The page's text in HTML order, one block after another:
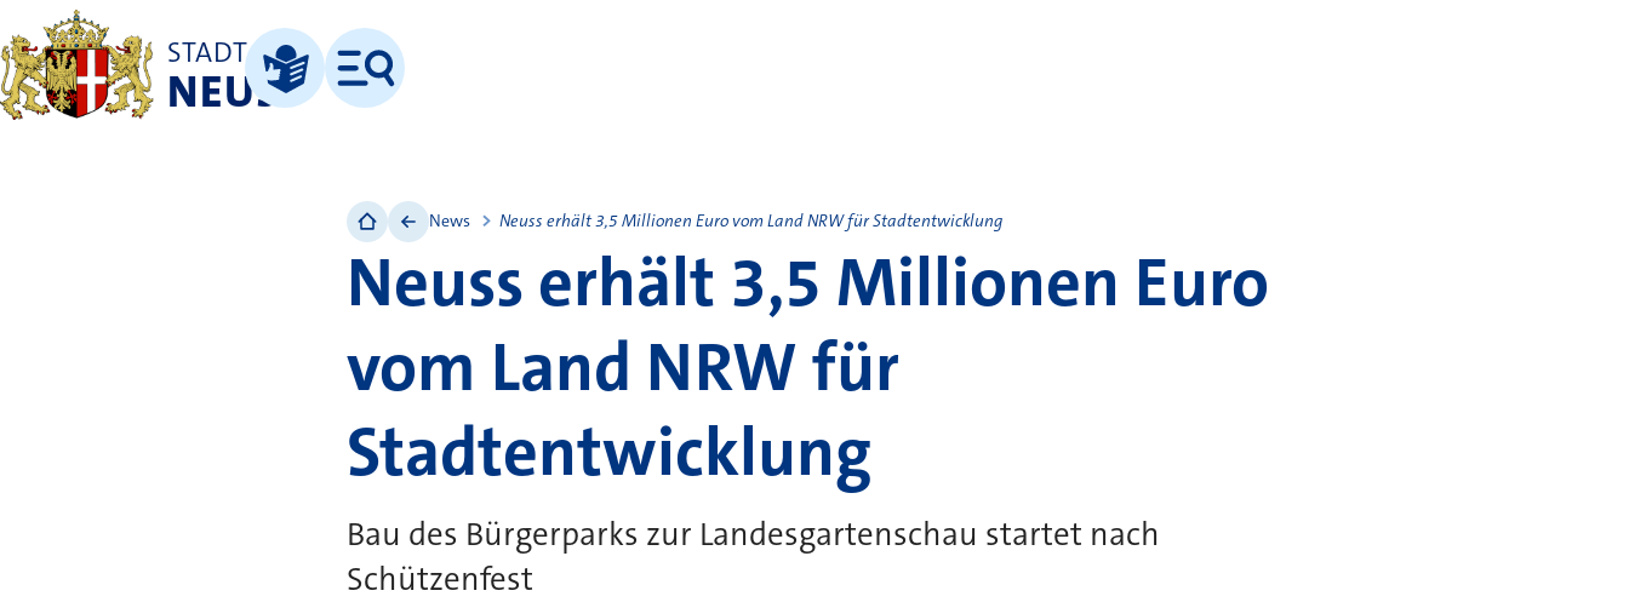
STADT
NEUSSLeichte Sprache
Menü
News Neuss erhält 3,5 Millionen Euro vom Land NRW für Stadtentwicklung
Neuss erhält 3,5 Millionen Euro
vom Land NRW für
Stadtentwicklung
Bau des Bürgerparks zur Landesgartenschau startet nach
Schützenfest